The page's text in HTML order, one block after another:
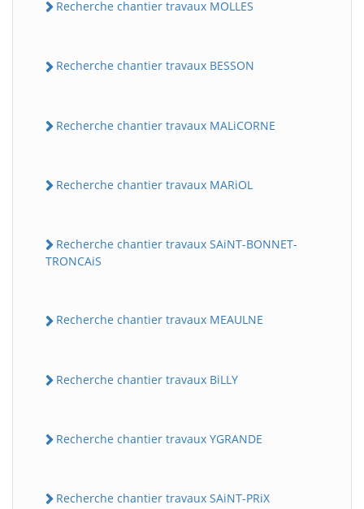
Recherche chantier travaux MOLLES
Recherche chantier travaux BESSON
Recherche chantier travaux MALiCORNE
Recherche chantier travaux MARiOL
Recherche chantier travaux SAiNT-BONNET-
TRONCAiS
Recherche chantier travaux MEAULNE
Recherche chantier travaux BiLLY
Recherche chantier travaux YGRANDE
Recherche chantier travaux SAiNT-PRiX